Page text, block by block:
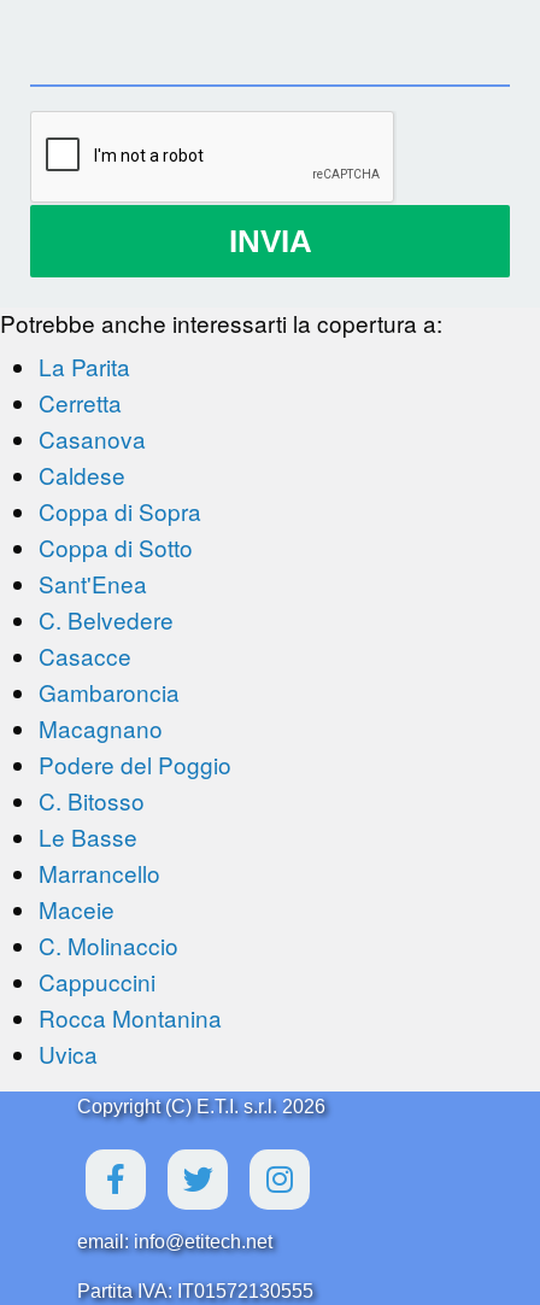
INVIA
Potrebbe anche interessarti la copertura a:
La Parita
Cerretta
Casanova
Caldese
Coppa di Sopra
Coppa di Sotto
Sant'Enea
C. Belvedere
Casacce
Gambaroncia
Macagnano
Podere del Poggio
C. Bitosso
Le Basse
Marrancello
Maceie
C. Molinaccio
Cappuccini
Rocca Montanina
Uvica
Copyright (C) E.T.I. s.r.l. 2026
email: info@etitech.net
Partita IVA: IT01572130555